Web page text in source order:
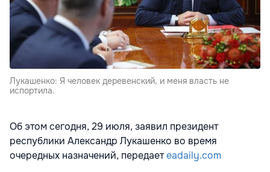
Лукашенко: Я человек деревенский, и меня власть не
испортила.
Об этом сегодня, 29 июля, заявил президент
республики Александр Лукашенко во время
очередных назначений, передаетeadaily.com